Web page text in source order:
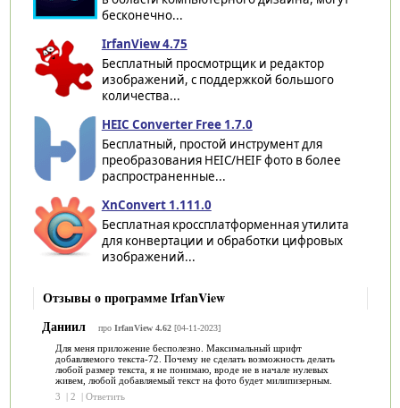
бесконечно...
IrfanView 4.75
Бесплатный просмотрщик и редактор
изображений, с поддержкой большого
количества...
HEIC Converter Free 1.7.0
Бесплатный, простой инструмент для
преобразования HEIC/HEIF фото в более
распространенные...
XnConvert 1.111.0
Бесплатная кроссплатформенная утилита
для конвертации и обработки цифровых
изображений...
Отзывы о программе IrfanView
Даниил
про IrfanView 4.62[04-11-2023]
Для меня приложение бесполезно. Максимальный шрифт
добавляемого текста-72. Почему не сделать возможность делать
любой размер текста, я не понимаю, вроде не в начале нулевых
живем, любой добавляемый текст на фото будет милипизерным.
3
| 2 | Ответить